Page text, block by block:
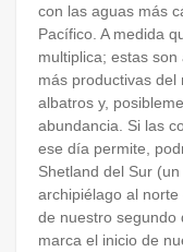
con las aguas más
Pacífico. A medida
multiplica; estas
más productivas del
albatros y,
abundancia. Si las
ese día permite,
Shetland del Sur
archipiélago al
de nuestro segundo
marca el inicio de